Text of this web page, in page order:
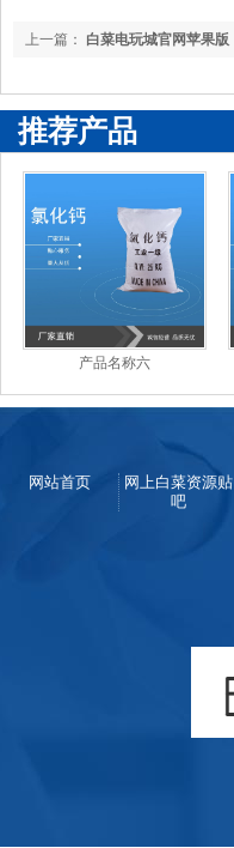
上一篇： 白菜电玩城官网苹果版
推荐产品
产品名称六
网站首页
网上白菜资源贴
吧